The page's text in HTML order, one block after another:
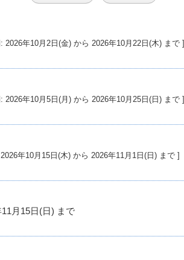
[ 参加募集期間: 2026年10月2日(金) から 2026年10月22日(木) まで ]
[ 参加募集期間: 2026年10月5日(月) から 2026年10月25日(日) まで ]
[ 参加募集期間: 2026年10月15日(木) から 2026年11月1日(日) まで ]